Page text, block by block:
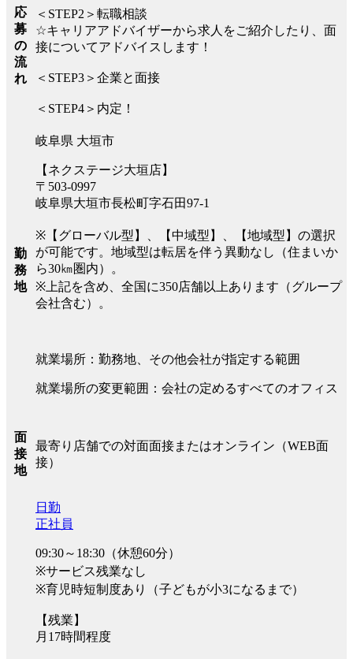
応
募
の
流
れ
＜STEP2＞転職相談
☆キャリアアドバイザーから求人をご紹介したり、面
接についてアドバイスします！
＜STEP3＞企業と面接
＜STEP4＞内定！
勤
務
地
岐阜県 大垣市
【ネクステージ大垣店】
〒503-0997
岐阜県大垣市長松町字石田97-1
※【グローバル型】、【中域型】、【地域型】の選択
が可能です。地域型は転居を伴う異動なし（住まいか
ら30㎞圏内）。
※上記を含め、全国に350店舗以上あります（グループ
会社含む）。
就業場所：勤務地、その他会社が指定する範囲
就業場所の変更範囲：会社の定めるすべてのオフィス
面
接
地
最寄り店舗での対面面接またはオンライン（WEB面
接）
日勤
正社員
09:30～18:30（休憩60分）
※サービス残業なし
※育児時短制度あり（子どもが小3になるまで）
【残業】
月17時間程度